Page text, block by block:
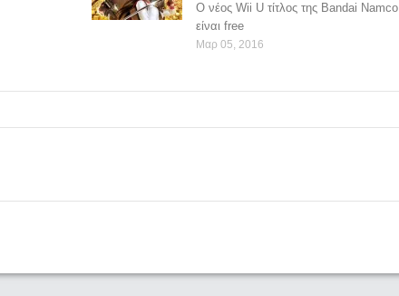
Ο νέος Wii U τίτλος της Bandai Namco
είναι free
Μαρ 05, 2016